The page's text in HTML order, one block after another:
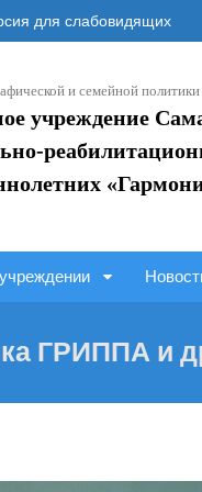
для слабовидящих
и семейной
учреждение
ГРИППА и